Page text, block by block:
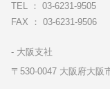
TEL ： 03-6231-9505
FAX ： 03-6231-9506
⼤阪⽀社
〒530-0047 ⼤阪府⼤阪